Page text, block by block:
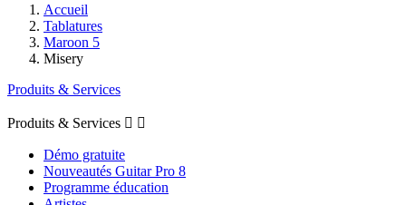
Accueil
Tablatures
Maroon 5
Misery
Produits & Services
Produits & Services  
Démo gratuite
Nouveautés Guitar Pro 8
Programme éducation